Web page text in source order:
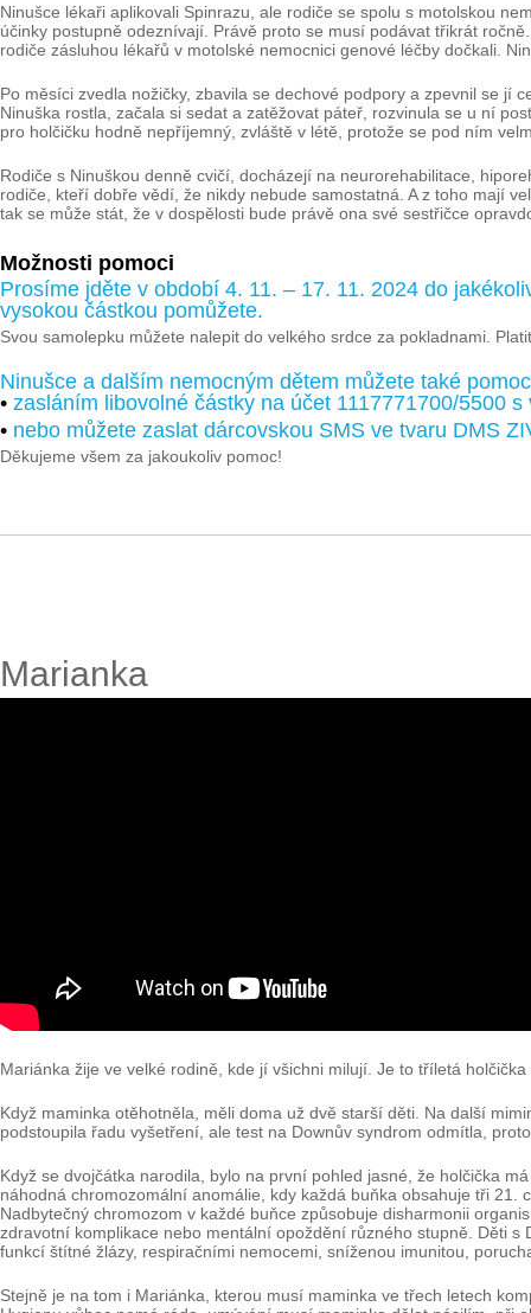
Ninušce lékaři aplikovali Spinrazu, ale rodiče se spolu s motolskou
účinky postupně odeznívají. Právě proto se musí podávat třikrát
rodiče zásluhou lékařů v motolské nemocnici genové léčby dočkali.
Po měsíci zvedla nožičky, zbavila se dechové podpory a zpevnil se jí
Ninuška rostla, začala si sedat a zatěžovat páteř, rozvinula se u ní
pro holčičku hodně nepříjemný, zvláště v létě, protože se pod ním
Rodiče s Ninuškou denně cvičí, docházejí na neurorehabilitace,
rodiče, kteří dobře vědí, že nikdy nebude samostatná. A z toho mají
tak se může stát, že v dospělosti bude právě ona své sestřičce
Možnosti pomoci
Prosíme jděte v období 4. 11. – 17. 11. 2024 do
vysokou částkou pomůžete.
Svou samolepku můžete nalepit do velkého srdce za pokladnami.
Ninušce a dalším nemocným dětem můžete také
• zasláním libovolné částky na účet 1117771700/5500
• nebo můžete zaslat dárcovskou SMS ve tvaru DMS
Děkujeme všem za jakoukoliv pomoc!
Marianka
Mariánka žije ve velké rodině, kde jí všichni milují. Je to tříletá
Když maminka otěhotněla, měli doma už dvě starší děti. Na další
podstoupila řadu vyšetření, ale test na Downův syndrom odmítla,
Když se dvojčátka narodila, bylo na první pohled jasné, že holčička
náhodná chromozomální anomálie, kdy každá buňka obsahuje tři 21.
Nadbytečný chromozom v každé buňce způsobuje disharmonii
zdravotní komplikace nebo mentální opoždění různého stupně. Děti
funkcí štítné žlázy, respiračními nemocemi, sníženou imunitou,
Stejně je na tom i Mariánka, kterou musí maminka ve třech letech